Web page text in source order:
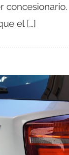
el […]